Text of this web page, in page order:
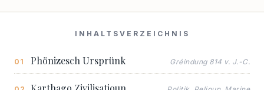
INHALTSVERZEICHNIS
Phönizesch Ursprünk Gréindung 814 v. J.-C.